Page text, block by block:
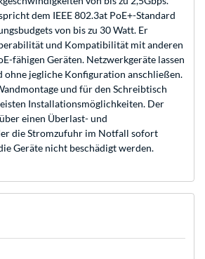
dem IEEE 802.3at PoE+-Standard
von bis zu 30 Watt. Er
und Kompatibilität mit anderen
fähigen Geräten. Netzwerkgeräte lassen
ohne jegliche Konfiguration anschließen.
und für den Schreibtisch
Installationsmöglichkeiten. Der
einen Überlast- und
die Stromzufuhr im Notfall sofort
Geräte nicht beschädigt werden.